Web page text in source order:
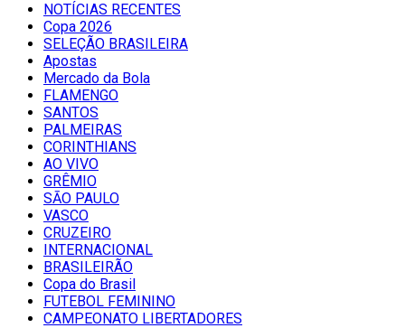
NOTÍCIAS RECENTES
Copa 2026
SELEÇÃO BRASILEIRA
Apostas
Mercado da Bola
FLAMENGO
SANTOS
PALMEIRAS
CORINTHIANS
AO VIVO
GRÊMIO
SĀO PAULO
VASCO
CRUZEIRO
INTERNACIONAL
BRASILEIRÃO
Copa do Brasil
FUTEBOL FEMININO
CAMPEONATO LIBERTADORES